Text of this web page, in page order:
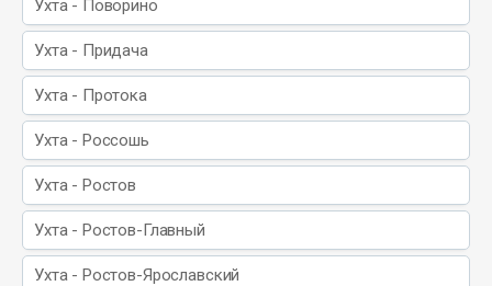
Ухта - Поворино
Ухта - Придача
Ухта - Протока
Ухта - Россошь
Ухта - Ростов
Ухта - Ростов-Главный
Ухта - Ростов-Ярославский